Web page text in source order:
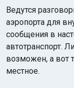
Ведутся
аэропорта для
сообщения в
автотранспорт.
возможен, а вот
местное.